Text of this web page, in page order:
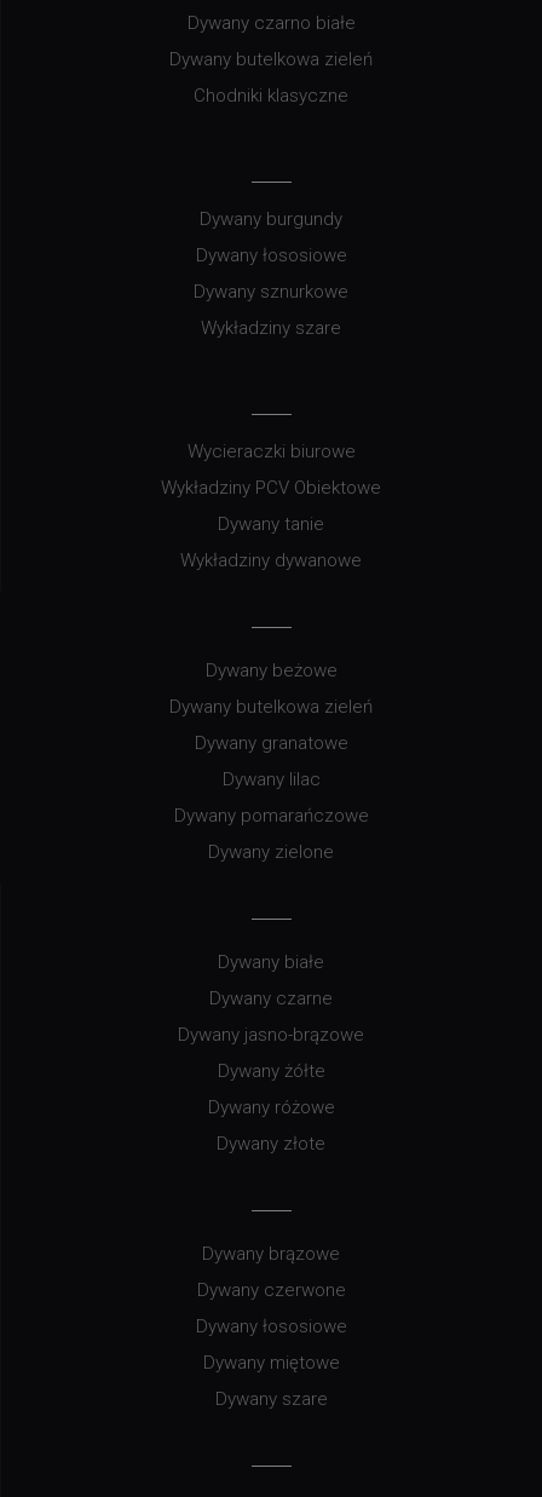
Dywany czarno białe
Dywany butelkowa zieleń
Chodniki klasyczne
Dywany burgundy
Dywany łososiowe
Dywany sznurkowe
Wykładziny szare
Wycieraczki biurowe
Wykładziny PCV Obiektowe
Dywany tanie
Wykładziny dywanowe
Dywany beżowe
Dywany butelkowa zieleń
Dywany granatowe
Dywany lilac
Dywany pomarańczowe
Dywany zielone
Dywany białe
Dywany czarne
Dywany jasno-brązowe
Dywany żółte
Dywany różowe
Dywany złote
Dywany brązowe
Dywany czerwone
Dywany łososiowe
Dywany miętowe
Dywany szare